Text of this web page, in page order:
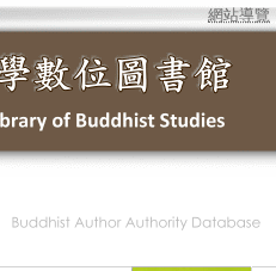
網站導覽